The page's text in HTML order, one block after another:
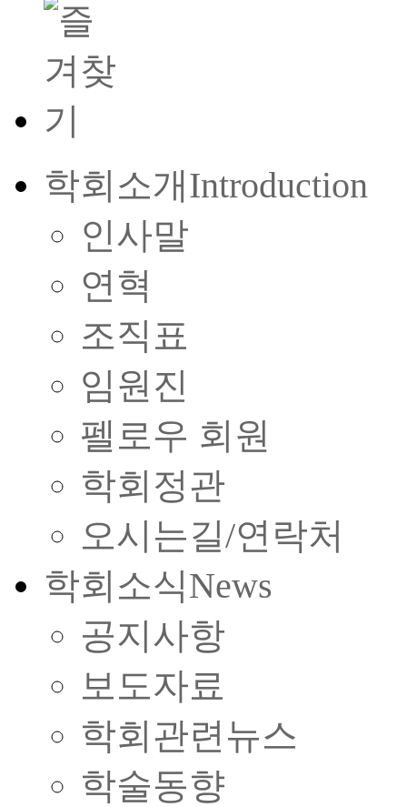
학회소개Introduction
인사말
연혁
조직표
임원진
펠로우 회원
학회정관
오시는길/연락처
학회소식News
공지사항
보도자료
학회관련뉴스
학술동향